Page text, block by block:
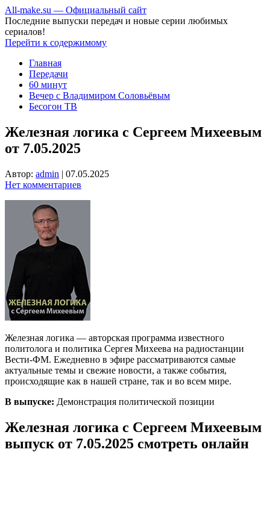
All-make.su — Официальный сайт
Последние выпуски передач и новые серии любимых
сериалов!
Перейти к содержимому
Главная
Передачи
60 минут
Вечер с Владимиром Соловьёвым
Бесогон ТВ
Железная логика с Сергеем Михеевым
от 7.05.2025
Автор: admin | 07.05.2025
Нет комментариев
Железная логика — авторская программа известного
политолога и политика Сергея Михеева на радиостанции
Вести-ФМ. Ежедневно в эфире рассматриваются самые
актуальные темы и свежие новости, а также события,
происходящие как в нашей стране, так и во всем мире.
В выпуске: Демонстрация политической позиции
Железная логика с Сергеем Михеевым
выпуск от 7.05.2025 смотреть онлайн